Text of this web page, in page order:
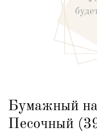
Бумажный
Песочный